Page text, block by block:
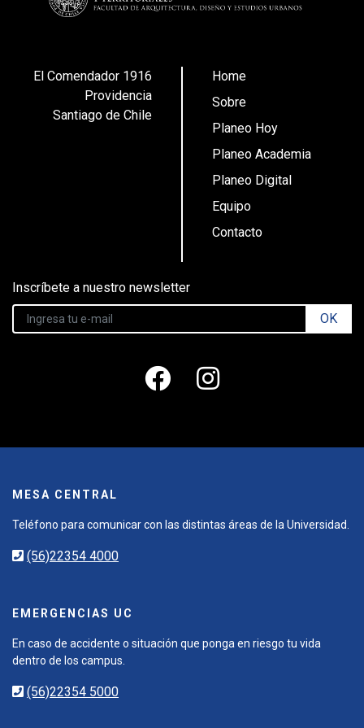
El Comendador 1916
Providencia
Santiago de Chile
Home
Sobre
Planeo Hoy
Planeo Academia
Planeo Digital
Equipo
Contacto
Inscríbete a nuestro newsletter
OK
MESA CENTRAL
Teléfono para comunicar con las distintas áreas de la Universidad.
(56)22354 4000
EMERGENCIAS UC
En caso de accidente o situación que ponga en riesgo tu vida
dentro de los campus.
(56)22354 5000